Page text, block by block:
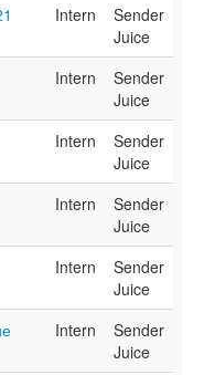
Intern
Sender
Juice
Intern
Sender
Juice
Intern
Sender
Juice
Intern
Sender
Juice
Intern
Sender
Juice
Intern
Sender
Juice